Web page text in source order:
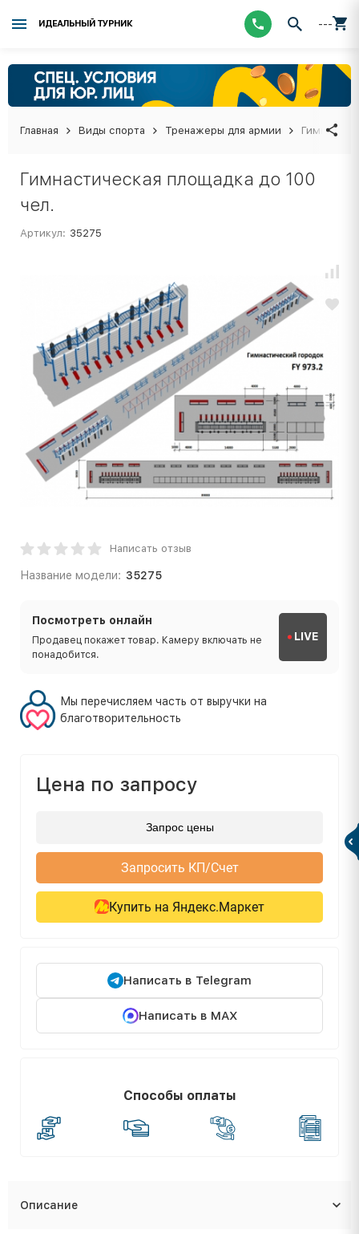
ИДЕАЛЬНЫЙ ТУРНИК ---
Главная Виды спорта Тренажеры для армии
Гимнастическая площадка до 100
чел.
Артикул: 35275
Написать отзыв
Название модели: 35275
Посмотреть онлайн
Продавец покажет товар. Камеру включать не
понадобится.
LIVE
Мы перечисляем часть от выручки на
благотворительность
Цена по запросу
Запрос цены
Запросить КП/Счет
Купить на Яндекс.Маркет
Написать в Telegram
Написать в MAX
Способы оплаты
Описание